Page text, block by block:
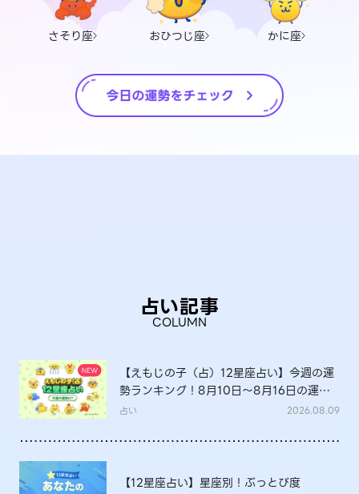
さそり座 おひつじ座 かに座
占い記事
COLUMN
【えもじの子（占）12星座占い】今週の運
勢ランキング！8月10日～8月16日の運勢
は？
占い 2026.08.09
【12星座占い】星座別！ぶっとび度